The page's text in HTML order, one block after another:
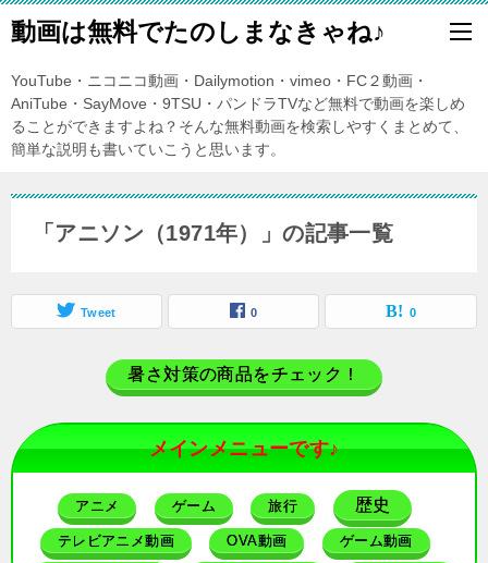
動画は無料でたのしまなきゃね♪
YouTube・ニコニコ動画・Dailymotion・vimeo・FC２動画・
AniTube・SayMove・9TSU・パンドラTVなど無料で動画を楽しめ
ることができますよね？そんな無料動画を検索しやすくまとめて、
簡単な説明も書いていこうと思います。
「アニソン（1971年）」の記事一覧
Tweet 0 0
暑さ対策の商品をチェック！
メインメニューです♪
アニメ ゲーム 旅行 歴史
テレビアニメ動画 OVA動画 ゲーム動画